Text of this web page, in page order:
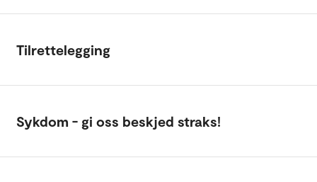
Tilrettelegging
Sykdom - gi oss beskjed straks!